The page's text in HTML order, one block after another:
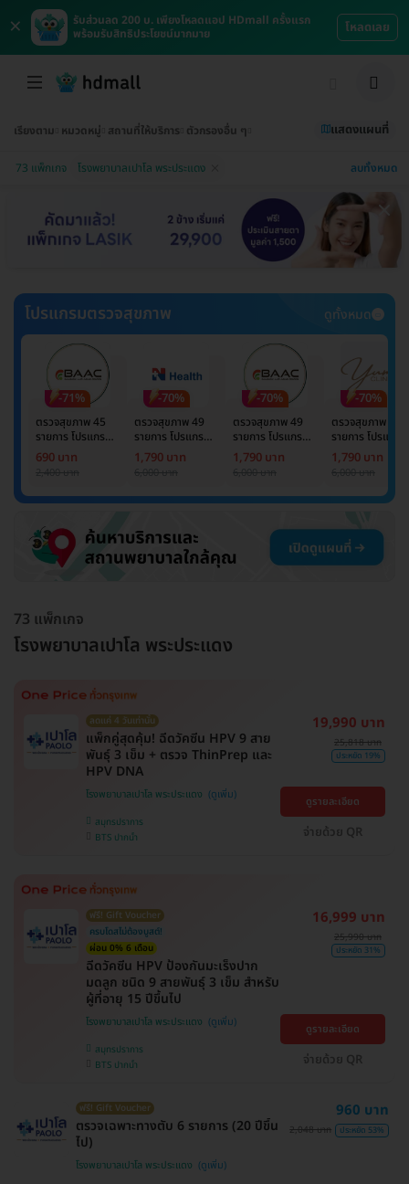
×
รับส่วนลด 200 บ. เพียงโหลดแอป HDmall ครั้งแรก
พร้อมรับสิทธิประโยชน์มากมาย
โหลดเลย
เรียงตาม หมวดหมู่ สถานที่ให้บริการ ตัวกรองอื่น ๆ แสดงแผนที่
73 แพ็กเกจ โรงพยาบาลเปาโล พระประแดง ลบทั้งหมด
โปรแกรมตรวจสุขภาพ ดูทั้งหมด
-71%
ตรวจสุขภาพ 45
รายการ โปรแกรม
Basic Lab
690 บาท
-70%
ตรวจสุขภาพ 49
รายการ โปรแกรม
Basic Lab +
Cancer Marker
1,790 บาท
-70%
ตรวจสุขภาพ 49
รายการ โปรแกรม
Basic Lab +
Cancer Marker
1,790 บาท
-70%
ตรวจสุขภาพ 49
รายการ โปรแกรม
Basic Lab +
Cancer
1,790 บาท
73 แพ็กเกจ
โรงพยาบาลเปาโล พระประแดง
ลดแค่ 4 วันเท่านั้น
แพ็กคู่สุดคุ้ม! ฉีดวัคซีน HPV 9 สาย
พันธุ์ 3 เข็ม + ตรวจ ThinPrep และ
HPV DNA
โรงพยาบาลเปาโล พระประแดง
สมุทรปราการ
BTS ปากน้ำ
19,990 บาท
25,818 บาท
ประหยัด 19%
ดูรายละเอียด
จ่ายด้วย QR
ฟรี! Gift Voucher
ครบโดสไม่ต้องบูสต์!
ผ่อน 0% 6 เดือน
ฉีดวัคซีน HPV ป้องกันมะเร็งปาก
มดลูก ชนิด 9 สายพันธุ์ 3 เข็ม สำหรับ
ผู้ที่อายุ 15 ปีขึ้นไป
โรงพยาบาลเปาโล พระประแดง
สมุทรปราการ
BTS ปากน้ำ
16,999 บาท
25,990 บาท
ประหยัด 31%
ดูรายละเอียด
จ่ายด้วย QR
ฟรี! Gift Voucher
ตรวจเฉพาะทางตับ 6 รายการ (20 ปีขึ้น
ไป)
โรงพยาบาลเปาโล พระประแดง
960 บาท
2,048 บาท ประหยัด 53%